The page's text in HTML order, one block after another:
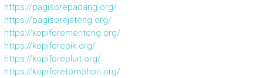
https://pagisorepadang.org/
https://pagisorejateng.org/
https://kopiforementeng.org/
https://kopiforepik.org/
https://kopiforepluit.org/
https://kopiforetomohon.org/